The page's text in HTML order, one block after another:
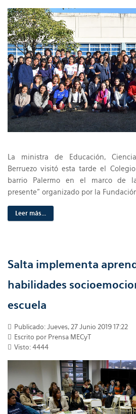
La ministra de Educación,
Berruezo visitó esta tarde el
barrio Palermo en el marco de
presente" organizado por la
Leer más...
Salta implementa
habilidades
escuela
Publicado: Jueves, 27 Junio 2019 17:22
Escrito por Prensa MECyT
Visto: 4444